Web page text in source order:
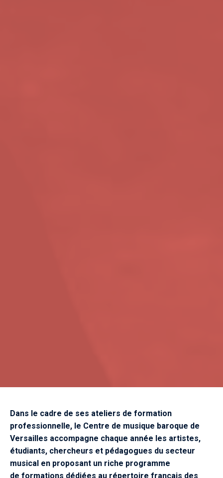
Dans le cadre de ses ateliers de formation
professionnelle, le Centre de musique baroque de
Versailles accompagne chaque année les artistes,
étudiants, chercheurs et pédagogues du secteur
musical en proposant un riche programme
de formations dédiées au répertoire français des